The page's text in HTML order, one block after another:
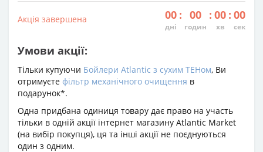
Акція завершена 00
дні
: 00
годин
: 00
хв
: 00
сек
Умови акції:
Тільки купуючи Бойлери Atlantic з сухим ТЕНом, Ви
отримуєте фільтр механічного очищення в
подарунок*.
Одна придбана одиниця товару дає право на участь
тільки в одній акції інтернет магазину Atlantic Market
(на вибір покупця), ця та інші акції не поєднуються
один з одним.